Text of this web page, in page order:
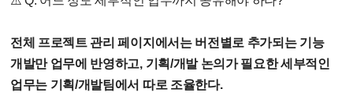
전체 프로젝트 관리 페이지에서는 버전별로 추가되는 기능
개발만 업무에 반영하고, 기획/개발 논의가 필요한 세부적인
업무는 기획/개발팀에서 따로 조율한다.